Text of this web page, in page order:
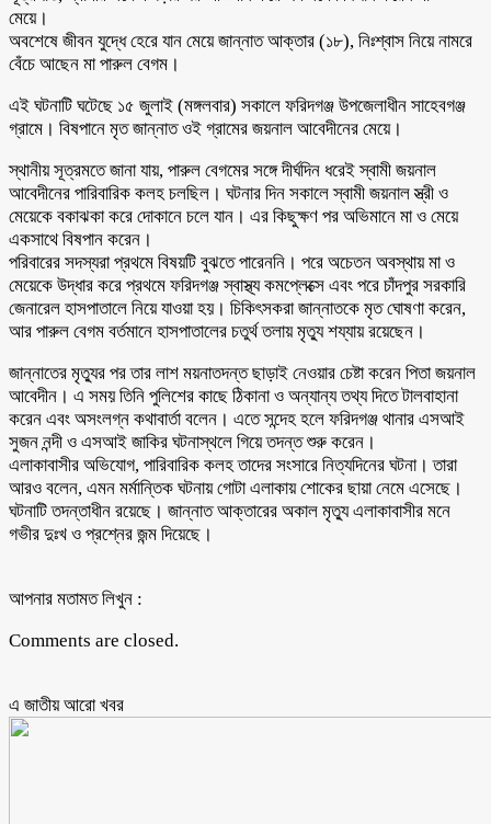
মেয়ে।
অবশেষে জীবন যুদ্ধে হেরে যান মেয়ে জান্নাত আক্তার (১৮), নিঃশ্বাস নিয়ে নামরে
বেঁচে আছেন মা পারুল বেগম।
এই ঘটনাটি ঘটেছে ১৫ জুলাই (মঙ্গলবার) সকালে ফরিদগঞ্জ উপজেলাধীন সাহেবগঞ্জ
গ্রামে। বিষপানে মৃত জান্নাত ওই গ্রামের জয়নাল আবেদীনের মেয়ে।
স্থানীয় সূত্রমতে জানা যায়, পারুল বেগমের সঙ্গে দীর্ঘদিন ধরেই স্বামী জয়নাল
আবেদীনের পারিবারিক কলহ চলছিল। ঘটনার দিন সকালে স্বামী জয়নাল স্ত্রী ও
মেয়েকে বকাঝকা করে দোকানে চলে যান। এর কিছুক্ষণ পর অভিমানে মা ও মেয়ে
একসাথে বিষপান করেন।
পরিবারের সদস্যরা প্রথমে বিষয়টি বুঝতে পারেননি। পরে অচেতন অবস্থায় মা ও
মেয়েকে উদ্ধার করে প্রথমে ফরিদগঞ্জ স্বাস্থ্য কমপ্লেক্সে এবং পরে চাঁদপুর সরকারি
জেনারেল হাসপাতালে নিয়ে যাওয়া হয়। চিকিৎসকরা জান্নাতকে মৃত ঘোষণা করেন,
আর পারুল বেগম বর্তমানে হাসপাতালের চতুর্থ তলায় মৃত্যু শয্যায় রয়েছেন।
জান্নাতের মৃত্যুর পর তার লাশ ময়নাতদন্ত ছাড়াই নেওয়ার চেষ্টা করেন পিতা জয়নাল
আবেদীন। এ সময় তিনি পুলিশের কাছে ঠিকানা ও অন্যান্য তথ্য দিতে টালবাহানা
করেন এবং অসংলগ্ন কথাবার্তা বলেন। এতে সন্দেহ হলে ফরিদগঞ্জ থানার এসআই
সুজন নন্দী ও এসআই জাকির ঘটনাস্থলে গিয়ে তদন্ত শুরু করেন।
এলাকাবাসীর অভিযোগ, পারিবারিক কলহ তাদের সংসারে নিত্যদিনের ঘটনা। তারা
আরও বলেন, এমন মর্মান্তিক ঘটনায় গোটা এলাকায় শোকের ছায়া নেমে এসেছে।
ঘটনাটি তদন্তাধীন রয়েছে। জান্নাত আক্তারের অকাল মৃত্যু এলাকাবাসীর মনে
গভীর দুঃখ ও প্রশ্নের জন্ম দিয়েছে।
আপনার মতামত লিখুন :
Comments are closed.
এ জাতীয় আরো ‍খবর